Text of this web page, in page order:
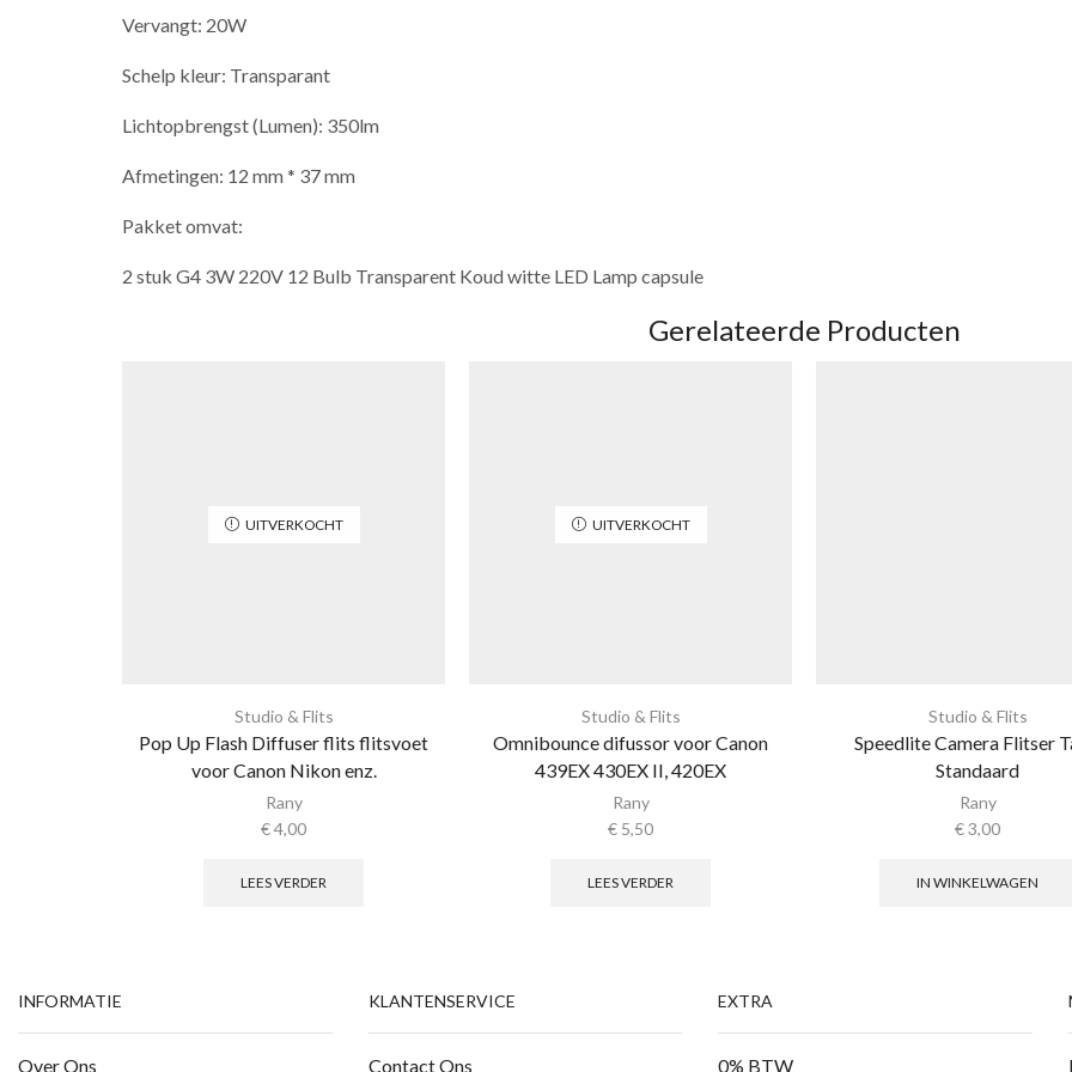
Vervangt: 20W
Schelp kleur: Transparant
Lichtopbrengst (Lumen): 350lm
Afmetingen: 12 mm * 37 mm
Pakket omvat:
2 stuk G4 3W 220V 12 Bulb Transparent Koud witte LED Lamp ​capsule
Gerelateerde Producten
UITVERKOCHT
Studio & Flits
Pop Up Flash Diffuser flits flitsvoet
voor Canon Nikon enz.
Rany
€4,00
LEES VERDER
UITVERKOCHT
Studio & Flits
Omnibounce difussor voor Canon
439EX 430EX II, 420EX
Rany
€ 5,50
LEES VERDER
Studio & Flits
Speedlite Camera Flitser
Standaard
Rany
€3,00
IN WINKELWAGEN
INFORMATIE
Over Ons
KLANTENSERVICE
Contact Ons
EXTRA
0% BTW